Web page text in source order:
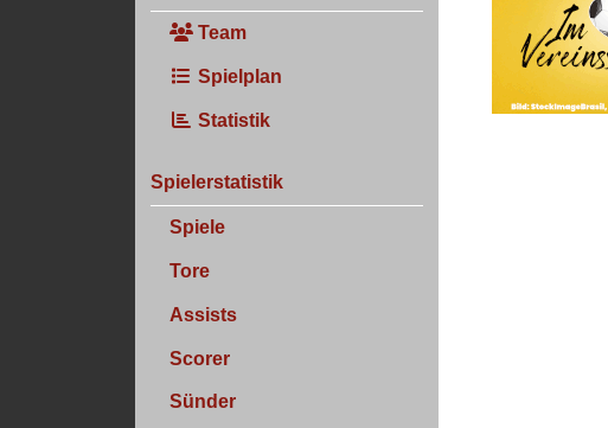
Team
Spielplan
Statistik
Spielerstatistik
Spiele
Tore
Assists
Scorer
Sünder